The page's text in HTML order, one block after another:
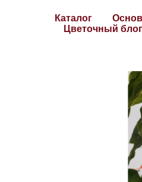
Каталог
Цветочный блог